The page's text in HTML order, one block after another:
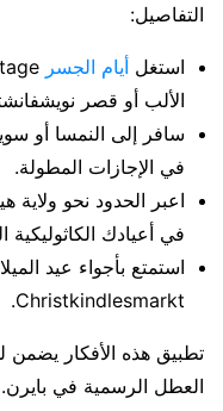
التفاصيل:
استغل أيام الجسر
الألب أو قصر
سافر إلى النمسا أو
في الإجازات المطولة.
اعبر الحدود نحو
في أعيادك الكاثوليكية
استمتع بأجواء عيد
Christkindlesmarkt.
تطبيق هذه الأفكار
العطل الرسمية في بايرن.